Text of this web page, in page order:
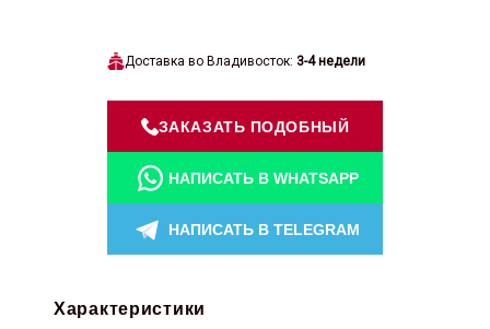
Доставка во Владивосток: 3-4 недели
ЗАКАЗАТЬ ПОДОБНЫЙ
НАПИСАТЬ В WHATSAPP
НАПИСАТЬ В TELEGRAM
Характеристики